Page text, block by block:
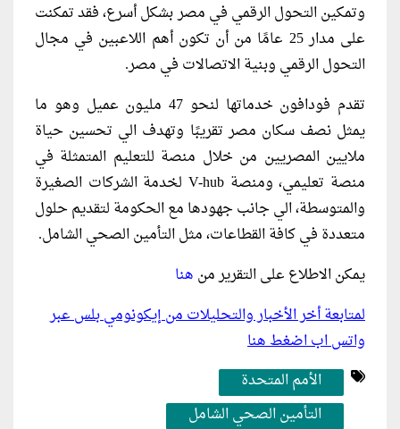
وتمكين التحول الرقمي في مصر بشكل أسرع، فقد تمكنت
على مدار 25 عامًا من أن تكون أهم اللاعبين في مجال
التحول الرقمي وبنية الاتصالات في مصر.
تقدم فودافون خدماتها لنحو 47 مليون عميل وهو ما
يمثل نصف سكان مصر تقريبًا وتهدف الي تحسين حياة
ملايين المصريين من خلال منصة للتعليم المتمثلة في
منصة تعليمي، ومنصة V-hub لخدمة الشركات الصغيرة
والمتوسطة، الي جانب جهودها مع الحكومة لتقديم حلول
متعددة في كافة القطاعات، مثل التأمين الصحي الشامل.
يمكن الاطلاع على التقرير من هنا
لمتابعة أخر الأخبار والتحليلات من إيكونومي بلس عبر
واتس اب اضغط هنا
الأمم المتحدة
التأمين الصحي الشامل